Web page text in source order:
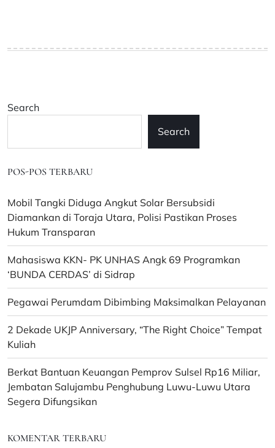
Search
Search
POS-POS TERBARU
Mobil Tangki Diduga Angkut Solar Bersubsidi
Diamankan di Toraja Utara, Polisi Pastikan Proses
Hukum Transparan
Mahasiswa KKN- PK UNHAS Angk 69 Programkan
‘BUNDA CERDAS’ di Sidrap
Pegawai Perumdam Dibimbing Maksimalkan Pelayanan
2 Dekade UKJP Anniversary, “The Right Choice” Tempat
Kuliah
Berkat Bantuan Keuangan Pemprov Sulsel Rp16 Miliar,
Jembatan Salujambu Penghubung Luwu-Luwu Utara
Segera Difungsikan
KOMENTAR TERBARU